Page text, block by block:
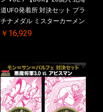
道UFO発着所 対決セット プラ
チナメダル ミスターカーメン
VS. ブロッケン Jr. 2.0 初回シ
ル(非売品)付
￥16,929